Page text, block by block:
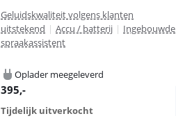
Geluidskwaliteit volgens klanten
uitstekend | Accu / batterij | Ingebouwde
spraakassistent
Oplader meegeleverd
395,-
Tijdelijk uitverkocht